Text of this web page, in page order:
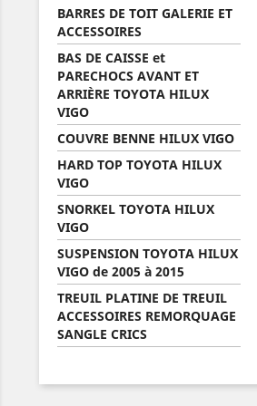
BARRES DE TOIT GALERIE ET
ACCESSOIRES
BAS DE CAISSE et
PARECHOCS AVANT ET
ARRIÈRE TOYOTA HILUX
VIGO
COUVRE BENNE HILUX VIGO
HARD TOP TOYOTA HILUX
VIGO
SNORKEL TOYOTA HILUX
VIGO
SUSPENSION TOYOTA HILUX
VIGO de 2005 à 2015
TREUIL PLATINE DE TREUIL
ACCESSOIRES REMORQUAGE
SANGLE CRICS